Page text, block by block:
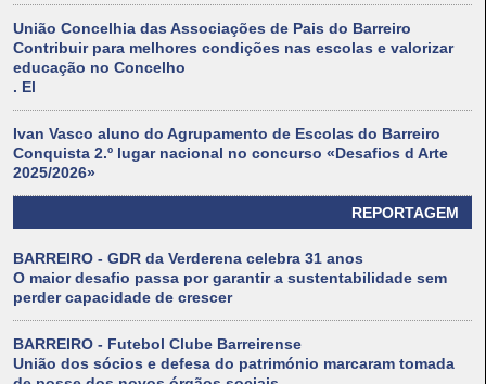
União Concelhia das Associações de Pais do Barreiro
Contribuir para melhores condições nas escolas e valorizar
educação no Concelho
. El
Ivan Vasco aluno do Agrupamento de Escolas do Barreiro
Conquista 2.º lugar nacional no concurso «Desafios d Arte
2025/2026»
REPORTAGEM
BARREIRO - GDR da Verderena celebra 31 anos
O maior desafio passa por garantir a sustentabilidade sem
perder capacidade de crescer
BARREIRO - Futebol Clube Barreirense
União dos sócios e defesa do património marcaram tomada